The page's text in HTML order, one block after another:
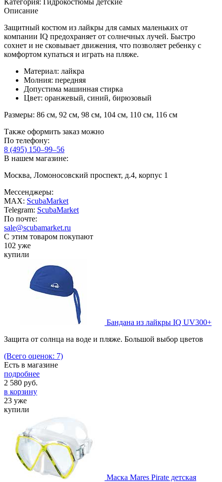
Категория:
Гидрокостюмы детские
Описание
Защитный костюм из лайкры для самых маленьких от
компании IQ предохраняет от солнечных лучей. Быстро
сохнет и не сковывает движения, что позволяет ребенку с
комфортом купаться и играть на пляже.
Материал: лайкра
Молния: передняя
Допустима машинная стирка
Цвет: оранжевый, синий, бирюзовый
Размеры: 86 см, 92 см, 98 см, 104 см, 110 см, 116 см
Также оформить заказ можно
По телефону:
8 (495) 150–99–56
В нашем магазине:
Москва, Ломоносовский проспект, д.4, корпус 1
Мессенджеры:
MAX: ScubaMarket
Telegram: ScubaMarket
По почте:
sale@scubamarket.ru
С этим товаром покупают
102 уже
купили
Бандана из лайкры IQ UV300+
Защита от солнца на воде и пляже. Большой выбор цветов
(Всего оценок: 7)
Есть в магазине
подробнее
2 580 руб.
в корзину
23 уже
купили
Маска Mares Pirate детская